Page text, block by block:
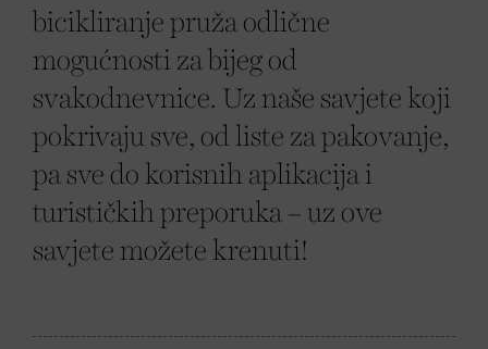
bicikliranje pruža odlične
mogućnosti za bijeg od
svakodnevnice. Uz naše savjete koji
pokrivaju sve, od liste za pakovanje,
pa sve do korisnih aplikacija i
turističkih preporuka – uz ove
savjete možete krenuti!